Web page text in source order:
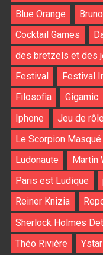
Blue Orange
Cocktail Games
des bretzels et des
Festival
Festival
Filosofia
Gigamic
Iphone
Jeu de rôle
Le Scorpion Masqué
Ludonaute
Martin
Paris est Ludique
Reiner Knizia
Sherlock Holmes
Théo Rivière